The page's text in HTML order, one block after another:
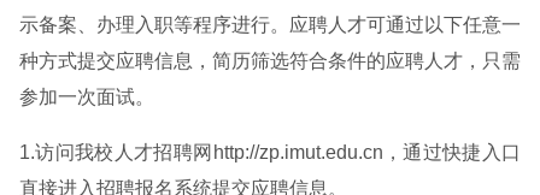
示备案、办理入职等程序进行。应聘人才可通过以下任意一
种方式提交应聘信息，简历筛选符合条件的应聘人才，只需
参加一次面试。
1.访问我校人才招聘网http://zp.imut.edu.cn，通过快捷入口
直接进入招聘报名系统提交应聘信息。